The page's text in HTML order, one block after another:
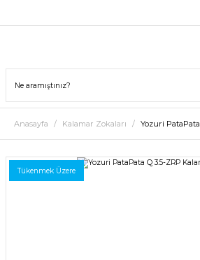
Anasayfa Kalamar Zokaları Yozuri
Tükenmek Üzere